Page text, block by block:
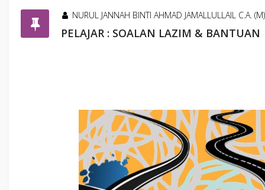
NURUL JANNAH BINTI AHMAD JAMALLULLAIL C.A. (M)
PELAJAR : SOALAN LAZIM & BANTUAN